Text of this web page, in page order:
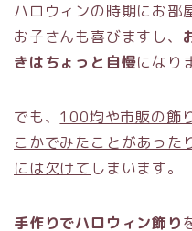
ハロウィンの時期にお部
お子さんも喜びますし、
きはちょっと自慢になり
でも、 100均や市販の飾
こかでみたことがあった
には欠けて しまいます。
手作りでハロウィン飾り